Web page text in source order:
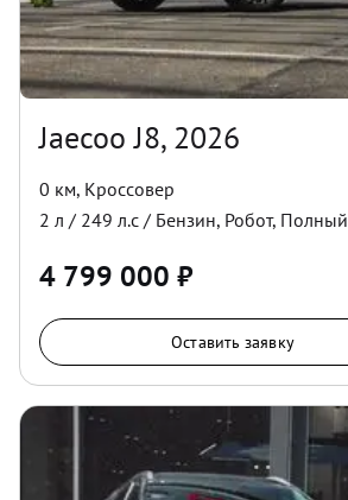
Jaecoo J8, 2026
0 км, Кроссовер
2 л / 249 л.с / Бензин, Робот, Полный
4 799 000 ₽
Оставить заявку